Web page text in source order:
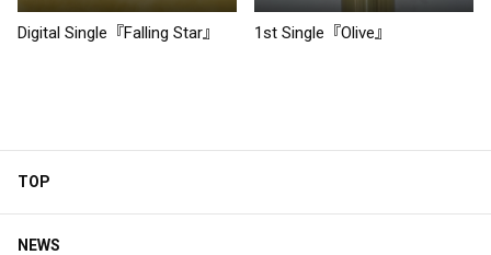
Digital Single『Falling Star』 1st Single『Olive』
TOP
NEWS